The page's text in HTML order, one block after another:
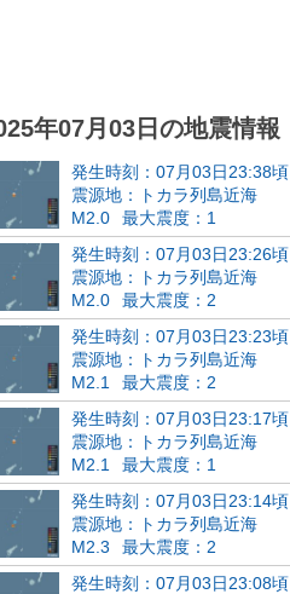
年07月03日の地震情報
発生時刻：07月03日23:38頃
震源地：トカラ列島近海
M2.0
最大震度：1
発生時刻：07月03日23:26頃
震源地：トカラ列島近海
M2.0
最大震度：2
発生時刻：07月03日23:23頃
震源地：トカラ列島近海
M2.1
最大震度：2
発生時刻：07月03日23:17頃
震源地：トカラ列島近海
M2.1
最大震度：1
発生時刻：07月03日23:14頃
震源地：トカラ列島近海
M2.3
最大震度：2
発生時刻：07月03日23:08頃